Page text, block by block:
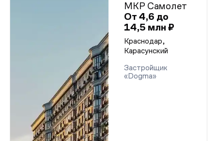
МКР Самолет
От 4,6 до
14,5 млн ₽
Краснодар,
Карасунский
Застройщик
«Dogma»